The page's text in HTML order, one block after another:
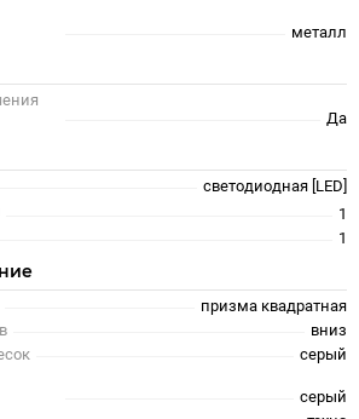
металл
Да
светодиодная [LED]
1
1
призма квадратная
вниз
серый
серый